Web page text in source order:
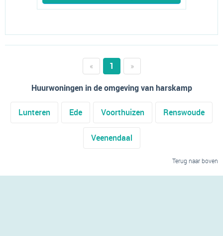
« 1
»
Huurwoningen in de omgeving van harskamp
Lunteren Ede Voorthuizen Renswoude
Veenendaal
Terug naar boven